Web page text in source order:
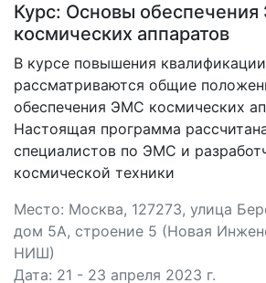
Курс: Основы
космических аппаратов
В курсе повышения квалификации
рассматриваются общие
обеспечения ЭМС космических
Настоящая программа
специалистов по ЭМС и
космической техники
Место: Москва, 127273, улица
дом 5А, строение 5 (Новая
НИШ)
Дата: 21 - 23 апреля 2023 г.